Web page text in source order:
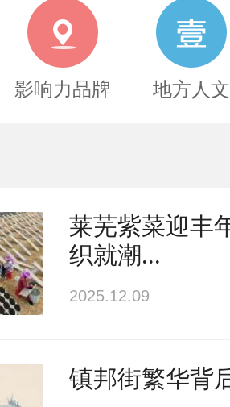
影响力品牌 地方人文
莱芜紫菜迎丰
织就潮...
2025.12.09
镇邦街繁华背